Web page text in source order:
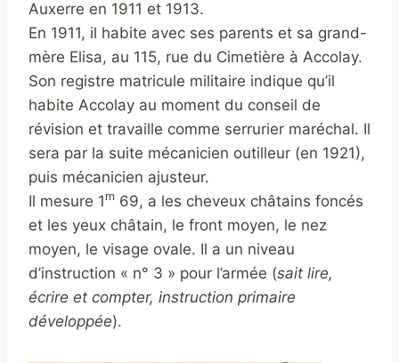
Auxerre en 1911 et 1913.
En 1911, il habite avec ses parents et sa grand-
mère Elisa, au 115, rue du Cimetière à Accolay.
Son registre matricule militaire indique qu’il
habite Accolay au moment du conseil de
révision et travaille comme serrurier maréchal. Il
sera par la suite mécanicien outilleur (en 1921),
puis mécanicien ajusteur.
Il mesure 1 m 69, a les cheveux châtains foncés
et les yeux châtain, le front moyen, le nez
moyen, le visage ovale. Il a un niveau
d’instruction « n° 3 » pour l’armée (sait lire,
écrire et compter, instruction primaire
développée).